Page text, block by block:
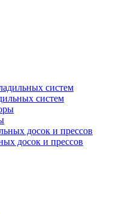
систем
досок и прессов